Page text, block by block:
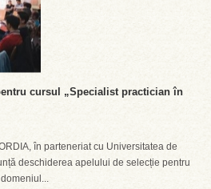
cursul „Specialist practician în
în parteneriat cu Universitatea de
deschiderea apelului de selecție pentru